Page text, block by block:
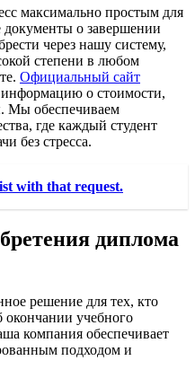
максимально простым для
о завершении
через нашу систему,
степени в любом
Официальный сайт
о стоимости,
Мы обеспечиваем
где каждый студент
без стресса.
with that request.
диплома
решение для тех, кто
окончании учебного
компания обеспечивает
подходом и